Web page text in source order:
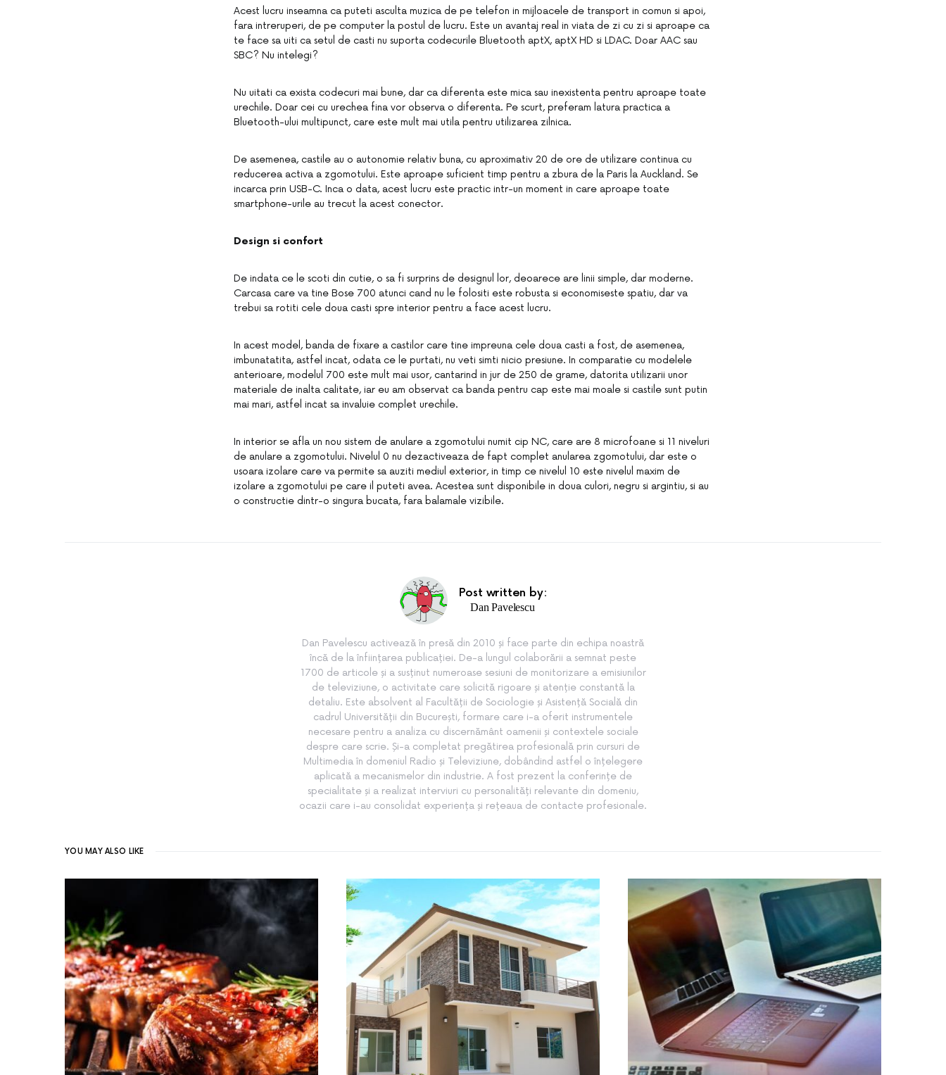
Acest lucru inseamna ca puteti asculta muzica de pe telefon in mijloacele de transport in comun si apoi,
fara intreruperi, de pe computer la postul de lucru. Este un avantaj real in viata de zi cu zi si aproape ca
te face sa uiti ca setul de casti nu suporta codecurile Bluetooth aptX, aptX HD si LDAC. Doar AAC sau
SBC? Nu intelegi?
Nu uitati ca exista codecuri mai bune, dar ca diferenta este mica sau inexistenta pentru aproape toate
urechile. Doar cei cu urechea fina vor observa o diferenta. Pe scurt, preferam latura practica a
Bluetooth-ului multipunct, care este mult mai utila pentru utilizarea zilnica.
De asemenea, castile au o autonomie relativ buna, cu aproximativ 20 de ore de utilizare continua cu
reducerea activa a zgomotului. Este aproape suficient timp pentru a zbura de la Paris la Auckland. Se
incarca prin USB-C. Inca o data, acest lucru este practic intr-un moment in care aproape toate
smartphone-urile au trecut la acest conector.
Design si confort
De indata ce le scoti din cutie, o sa fi surprins de designul lor, deoarece are linii simple, dar moderne.
Carcasa care va tine Bose 700 atunci cand nu le folositi este robusta si economiseste spatiu, dar va
trebui sa rotiti cele doua casti spre interior pentru a face acest lucru.
In acest model, banda de fixare a castilor care tine impreuna cele doua casti a fost, de asemenea,
imbunatatita, astfel incat, odata ce le purtati, nu veti simti nicio presiune. In comparatie cu modelele
anterioare, modelul 700 este mult mai usor, cantarind in jur de 250 de grame, datorita utilizarii unor
materiale de inalta calitate, iar eu am observat ca banda pentru cap este mai moale si castile sunt putin
mai mari, astfel incat sa invaluie complet urechile.
In interior se afla un nou sistem de anulare a zgomotului numit cip NC, care are 8 microfoane si 11 niveluri
de anulare a zgomotului. Nivelul 0 nu dezactiveaza de fapt complet anularea zgomotului, dar este o
usoara izolare care va permite sa auziti mediul exterior, in timp ce nivelul 10 este nivelul maxim de
izolare a zgomotului pe care il puteti avea. Acestea sunt disponibile in doua culori, negru si argintiu, si au
o constructie dintr-o singura bucata, fara balamale vizibile.
Post written by:
Dan Pavelescu
Dan Pavelescu activează în presă din 2010 și face parte din echipa noastră
încă de la înființarea publicației. De-a lungul colaborării a semnat peste
1700 de articole și a susținut numeroase sesiuni de monitorizare a emisiunilor
de televiziune, o activitate care solicită rigoare și atenție constantă la
detaliu. Este absolvent al Facultății de Sociologie și Asistență Socială din
cadrul Universității din București, formare care i-a oferit instrumentele
necesare pentru a analiza cu discernământ oamenii și contextele sociale
despre care scrie. Și-a completat pregătirea profesională prin cursuri de
Multimedia în domeniul Radio și Televiziune, dobândind astfel o înțelegere
aplicată a mecanismelor din industrie. A fost prezent la conferințe de
specialitate și a realizat interviuri cu personalități relevante din domeniu,
ocazii care i-au consolidat experiența și rețeaua de contacte profesionale.
YOU MAY ALSO LIKE